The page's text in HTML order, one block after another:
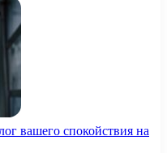
вашего спокойствия на